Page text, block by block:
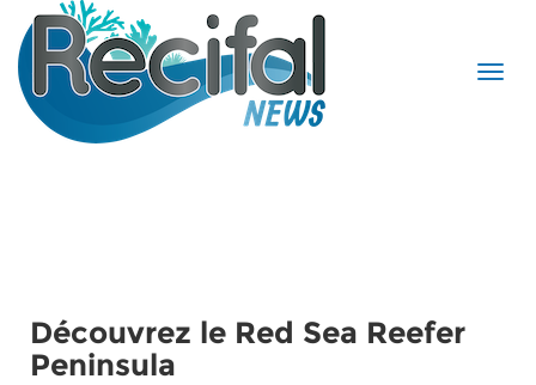
Découvrez le Red Sea Reefer
Peninsula